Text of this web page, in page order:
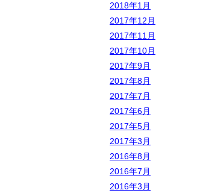
2018年1月
2017年12月
2017年11月
2017年10月
2017年9月
2017年8月
2017年7月
2017年6月
2017年5月
2017年3月
2016年8月
2016年7月
2016年3月